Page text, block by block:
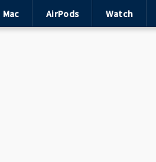
Mac AirPods Watch